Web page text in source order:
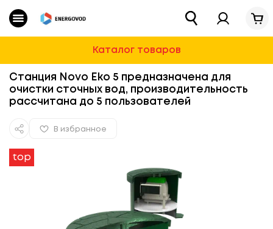
Каталог товаров
Каталог
Очистные сооружения
Водоснабжение
Для Дома И Дачи
Строительная химия и ремонт
Автотовары
Станция Novo Eko 5 предназначена для
очистки сточных вод, производительность
рассчитана до 5 пользователей
В избранное
top